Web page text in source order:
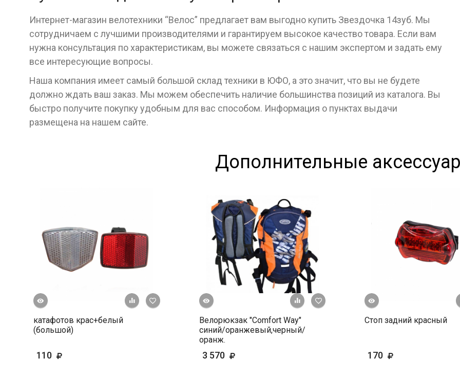
Интернет-магазин велотехники “Велос” предлагает вам выгодно купить Звездочка 14зуб. Мы
сотрудничаем с лучшими производителями и гарантируем высокое качество товара. Если вам
нужна консультация по характеристикам, вы можете связаться с нашим экспертом и задать ему
все интересующие вопросы.
Наша компания имеет самый большой склад техники в ЮФО, а это значит, что вы не будете
должно ждать ваш заказ. Мы можем обеспечить наличие большинства позиций из каталога. Вы
быстро получите покупку удобным для вас способом. Информация о пунктах выдачи
размещена на нашем сайте.
Дополнительные
+ К сравнению
В избранное
катафотов крас+белый
(большой)
110
+ К сравнению
В избранное
Быстрый просмотр
Велорюкзак "Comfort Way"
синий/оранжевый,черный/
оранж.
3 570
Быстрый просмотр
Стоп задний красный
170